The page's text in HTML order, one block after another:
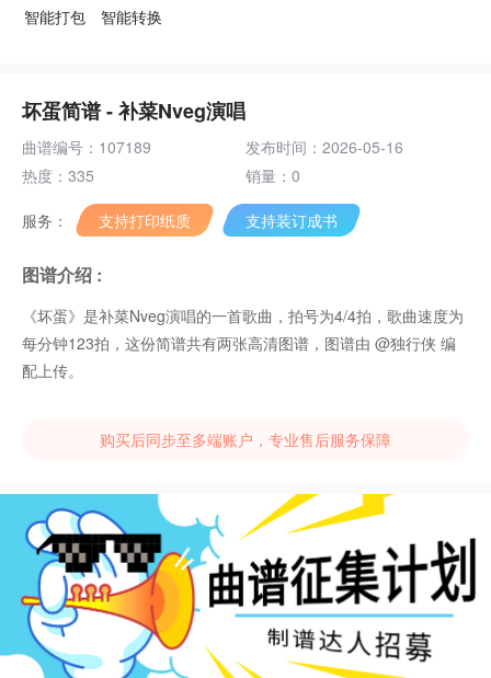
智能打包 智能转换
坏蛋简谱 - 补菜Nveg演唱
曲谱编号：107189
发布时间：2026-05-16
热度：335
销量：0
服务： 支持打印纸质 支持装订成书
图谱介绍 :
《坏蛋》是补菜Nveg演唱的一首歌曲，拍号为4/4拍，歌曲速度为
每分钟123拍，这份简谱共有两张高清图谱，图谱由 @独行侠 编
配上传。
购买后同步至多端账户，专业售后服务保障